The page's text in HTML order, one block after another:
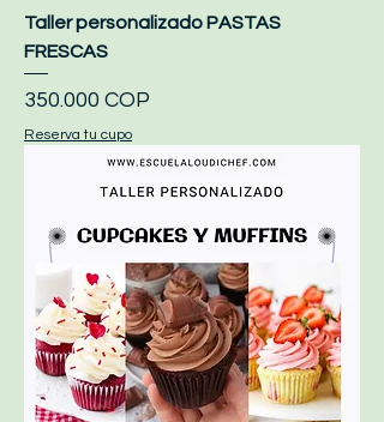
Taller personalizado PASTAS
FRESCAS
Precio
350.000 COP
Reserva tu cupo